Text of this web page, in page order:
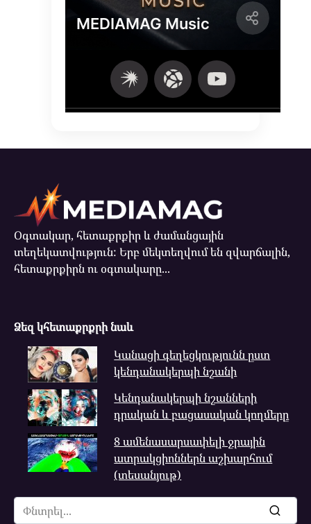
Օգտակար, հետաքրքիր և ժամանցային
տեղեկատվություն: Երբ մեկտեղվում են զվարճալին,
հետաքրքիրն ու օգտակարը...
Ձեզ կհետաքրքրի նաև
Կանացի գեղեցկությունն ըստ
կենդանակերպի նշանի
Կենդանակերպի նշանների
դրական և բացասական կողմերը
8 ամենասարսափելի ջրային
ատրակցիոններն աշխարհում
(տեսանյութ)
Search